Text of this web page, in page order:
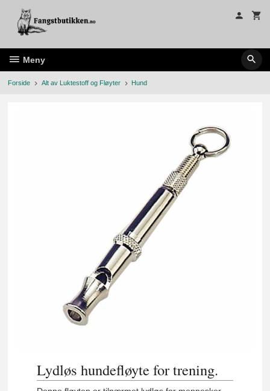
innholdet
Meny
Forside Alt av Luktestoff og Fløyter Hund
Lydløs hundefløyte for trening.